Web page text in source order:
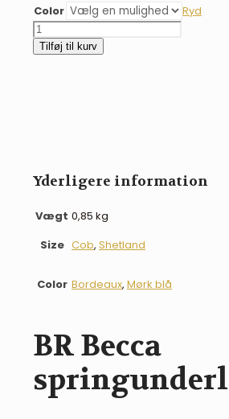
Color
Ryd
BR
Becca
springunderlag
Tilføj til kurv
Yderligere information
Vægt 0,85 kg
Size Cob, Shetland
Color Bordeaux, Mørk blå
BR Becca